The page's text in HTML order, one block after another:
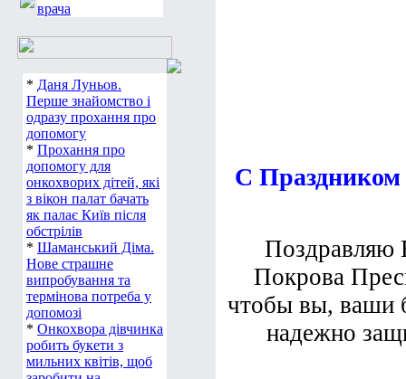
* Даня Луньов.
Перше знайомство і
одразу прохання про
допомогу
* Прохання про
допомогу для
онкохворих дітей, які
з вікон палат бачать
як палає Київ після
обстрілів
* Шаманський Діма.
Нове страшне
випробування та
термінова потреба у
допомозі
* Онкохвора дівчинка
робить букети з
мильних квітів, щоб
С
Поздравляю
Покрова
чтобы вы, ваши
надежно